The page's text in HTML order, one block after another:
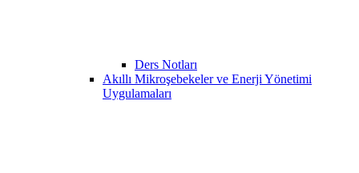
Ders Notları
Akıllı Mikroşebekeler ve Enerji Yönetimi
Uygulamaları